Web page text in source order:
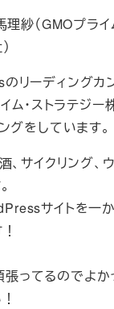
紗（GMOプライ
リーディングカ
ム・ストラテジー
グをしています。
、サイクリング、
サイトを一
ってるのでよか